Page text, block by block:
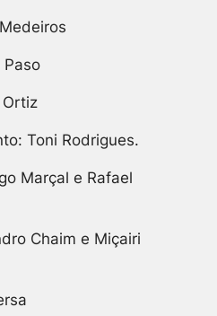
Paso
Toni Rodrigues.
Marçal e Rafael
Chaim e Miçairi